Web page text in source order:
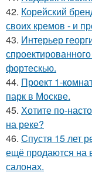
42. Корейский
своих кремов - и
43. Интерьер
фортескью.
44. Проект 1-
парк в Москве.
45. Хотите по-
на реке?
46. Спустя 15 лет
ещё продаются на
салонах.